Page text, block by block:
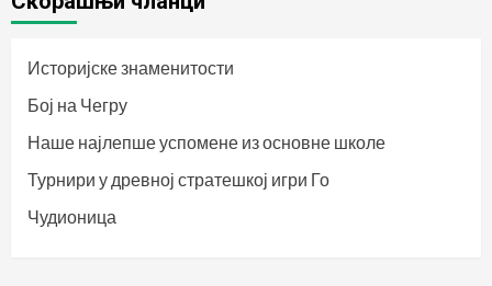
Историјске знаменитости
Бој на Чегру
Наше најлепше успомене из основне школе
Турнири у древној стратешкој игри Го
Чудионица